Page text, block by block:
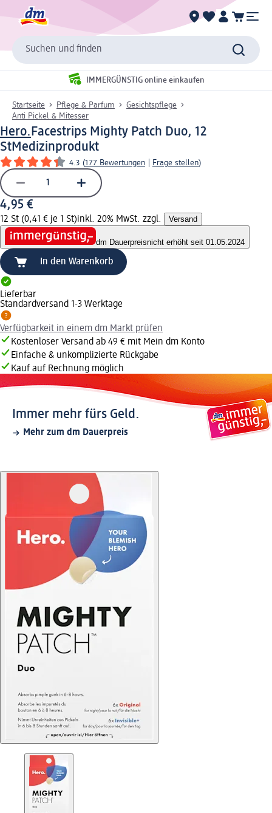
Suchen und finden
IMMERGÜNSTIG online einkaufen
Startseite Pflege & Parfum
Gesichtspflege
Anti Pickel & Mitesser
Hero.Facestrips Mighty Patch Duo, 12
StMedizinprodukt
4.3 (177 Bewertungen Frage stellen)
4,95 €
12 St (0,41 € je 1 St)inkl. 20% MwSt. zzgl. Versand
dm Dauerpreisnicht erhöht seit 01.05.2024
In den Warenkorb
Lieferbar
Standardversand 1-3 Werktage
Verfügbarkeit in einem dm Markt prüfen
Kostenloser Versand ab 49 € mit Mein dm Konto
Einfache & unkomplizierte Rückgabe
Kauf auf Rechnung möglich
Immer mehr fürs Geld.
Mehr zum dm Dauerpreis